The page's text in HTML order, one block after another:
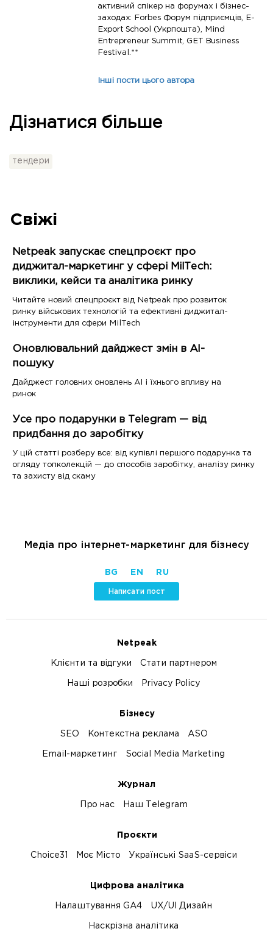
активний спікер на форумах і бізнес-
заходах: Forbes Форум підприємців, E-
Export School (Укрпошта), Mind
Entrepreneur Summit, GET Business
Festival.**
Інші пости цього автора
Дізнатися більше
тендери
Свіжі
Netpeak запускає спецпроєкт про
диджитал-маркетинг у сфері MilTech:
виклики, кейси та аналітика ринку
Читайте новий спецпроєкт від Netpeak про розвиток
ринку військових технологій та ефективні диджитал-
інструменти для сфери MilTech
Оновлювальний дайджест змін в AI-
пошуку
Дайджест головних оновлень AI і їхнього впливу на
ринок
Усе про подарунки в Telegram — від
придбання до заробітку
У цій статті розберу все: від купівлі першого подарунка та
огляду топколекцій — до способів заробітку, аналізу ринку
та захисту від скаму
Медіа про інтернет-маркетинг для бізнесу
BG EN RU
Написати пост
Netpeak
Клієнти та відгуки Стати партнером
Наші розробки Privacy Policy
Бізнесу
SEO Контекстна реклама ASO
Email-маркетинг Social Media Marketing
Журнал
Про нас Наш Telegram
Проєкти
Choice31 Моє Місто Українські SaaS-сервіси
Цифрова аналітика
Налаштування GA4 UX/UI Дизайн
Наскрізна аналітика